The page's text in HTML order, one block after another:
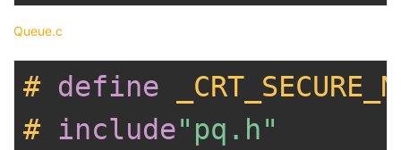
Queue.c
# define
# include"pq.h"